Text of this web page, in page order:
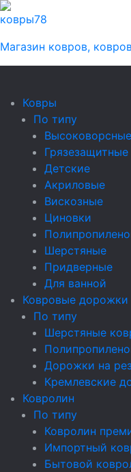
ковры78
Магазин ковров,
Ковры
По типу
Высоковорсные
Грязезащитные
Детские
Акриловые
Вискозные
Циновки
Шерстяные
Придверные
Для ванной
Ковровые дорожки
По типу
Шерстяные
Дорожки на
Кремлевские
Ковролин
По типу
Ковролин
Импортный
Бытовой